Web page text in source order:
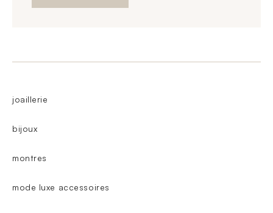
joaillerie
bijoux
montres
mode luxe accessoires